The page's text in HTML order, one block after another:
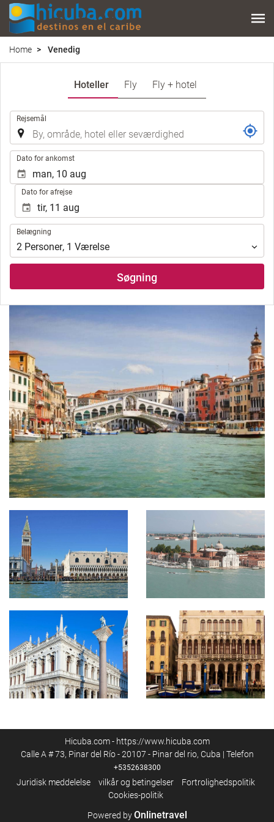
Home Venedig
Hoteller Fly Fly + hotel
Rejsemål
Dato for ankomst
Dato for afrejse
Belægning
Belægning
2 Personer, 1 Værelse
Søgning
Hicuba.com - https://www.hicuba.com
Calle A # 73, Pinar del Río - 20107 - Pinar del rio, Cuba | Telefon
+5352638300
Juridisk meddelelse vilkår og betingelser
Fortrolighedspolitik
Cookies-politik
Powered byOnlinetravel